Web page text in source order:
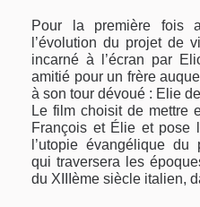
Pour la première fois
l’évolution du projet de
incarné à l’écran par
amitié pour un frère
à son tour dévoué : Elie
Le film choisit de mettre
François et Élie et pose
l’utopie évangélique du
qui traversera les
du XIIIème siècle italien,